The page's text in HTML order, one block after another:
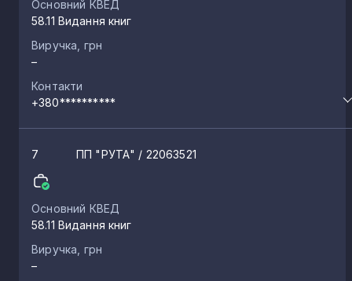
Основний КВЕД
58.11 Видання книг
Виручка, грн
–
Контакти
+380**********
7 ПП "РУТА" / 22063521
Основний КВЕД
58.11 Видання книг
Виручка, грн
–